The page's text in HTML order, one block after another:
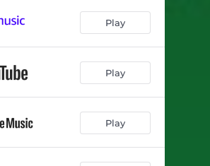
--
Meuterei
Play
Play
Play